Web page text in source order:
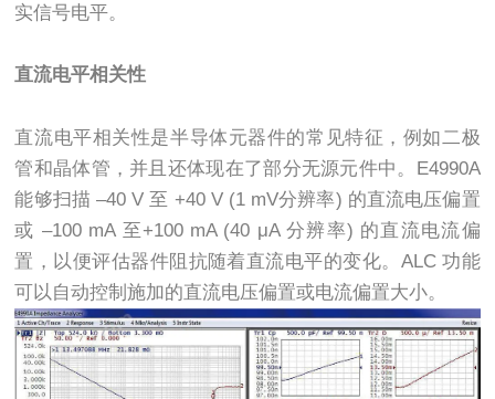
实信号电平。
直流电平相关性
直流电平相关性是半导体元器件的常见特征，例如二极
管和晶体管，并且还体现在了部分无源元件中。 E4990A
能够扫描–40 V至 +40 V (1 mV分辨率) 的直流电压偏置
或–100 mA 至+100 mA (40 μA分辨率) 的直流电流偏
置，以便评估器件阻抗随着直流电平的变化。 ALC功能
可以自动控制施加的直流电压偏置或电流偏置大小。